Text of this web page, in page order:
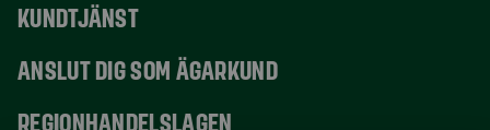
KUNDTJÄNST
ANSLUT DIG SOM ÄGARKUND
REGIONHANDELSLAGEN